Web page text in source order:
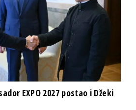
EXPO 2027 postao i Džeki